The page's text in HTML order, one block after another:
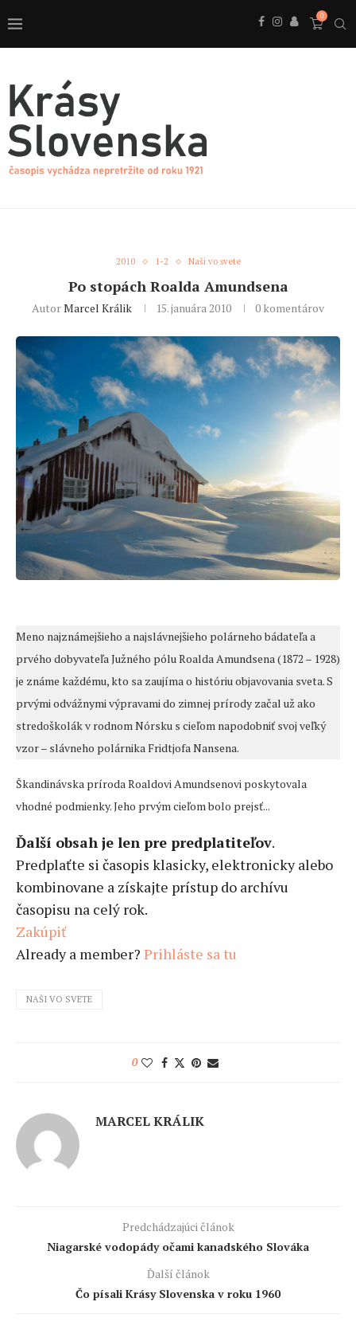
0
2010 1-2 Naši vo svete
Po stopách Roalda Amundsena
AutorMarcel Králik 15. januára 2010 0 komentárov
Meno najznámejšieho a najslávnejšieho polárneho bádateľa a
prvého dobyvateľa Južného pólu Roalda Amundsena (1872 – 1928)
je známe každému, kto sa zaujíma o históriu objavovania sveta. S
prvými odvážnymi výpravami do zimnej prírody začal už ako
stredoškolák v rodnom Nórsku s cieľom napodobniť svoj veľký
vzor – slávneho polárnika Fridtjofa Nansena.
Škandinávska príroda Roaldovi Amundsenovi poskytovala
vhodné podmienky. Jeho prvým cieľom bolo prejsť...
Ďalší obsah je len pre predplatiteľov.
Predplaťte si časopis klasicky, elektronicky alebo
kombinovane a získajte prístup do archívu
časopisu na celý rok.
Zakúpiť
Already a member? Prihláste sa tu
NAŠI VO SVETE
0
MARCEL KRÁLIK
Predchádzajúci článok
Niagarské vodopády očami kanadského Slováka
Ďalší článok
Čo písali Krásy Slovenska v roku 1960